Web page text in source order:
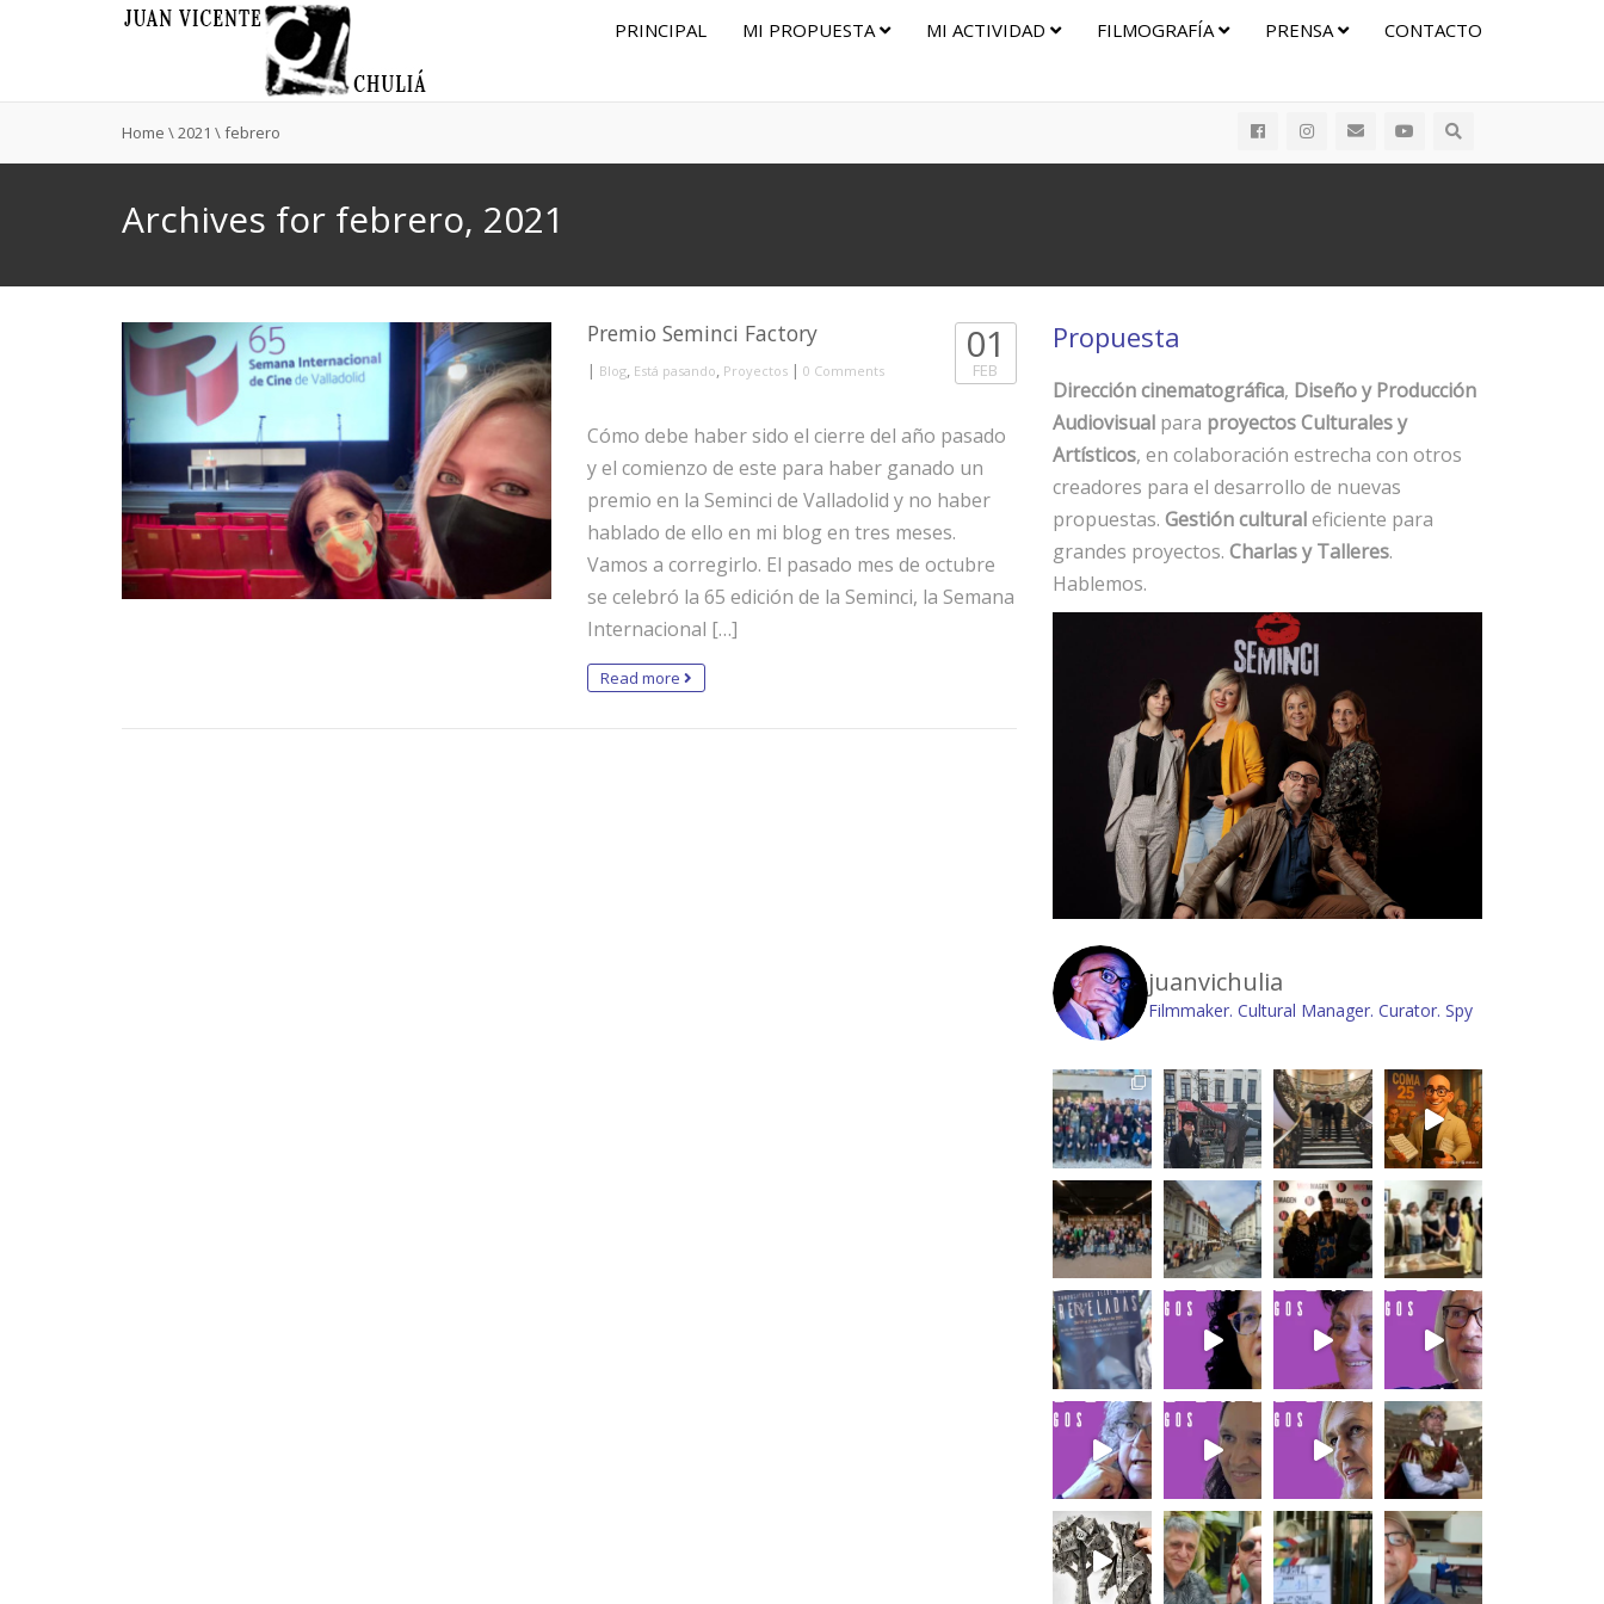
PRINCIPAL MI PROPUESTA MI ACTIVIDAD FILMOGRAFÍA PRENSA CONTACTO
Home \2021 \febrero
Archives for febrero, 2021
Premio Seminci Factory
| Blog, Está pasando, Proyectos | 0 Comments
01
FEB
Cómo debe haber sido el cierre del año pasado
y el comienzo de este para haber ganado un
premio en la Seminci de Valladolid y no haber
hablado de ello en mi blog en tres meses.
Vamos a corregirlo. El pasado mes de octubre
se celebró la 65 edición de la Seminci, la Semana
Internacional […]
Read more
Propuesta
Dirección cinematográfica, Diseño y Producción
Audiovisual para proyectos Culturales y
Artísticos, en colaboración estrecha con otros
creadores para el desarrollo de nuevas
propuestas. Gestión culturaleficiente para
grandes proyectos. Charlas y Talleres.
Hablemos.
juanvichulia
Filmmaker. Cultural Manager. Curator. Spy